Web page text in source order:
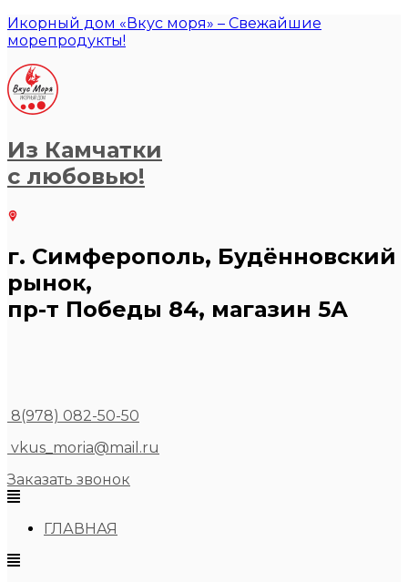
Икорный дом «Вкус моря» – Свежайшие
морепродукты!
Из Камчатки
с любовью!
г. Симферополь, Будённовский
рынок,
пр-т Победы 84, магазин 5А
8(978) 082-50-50
vkus_moria@mail.ru
Заказать звонок
ГЛАВНАЯ